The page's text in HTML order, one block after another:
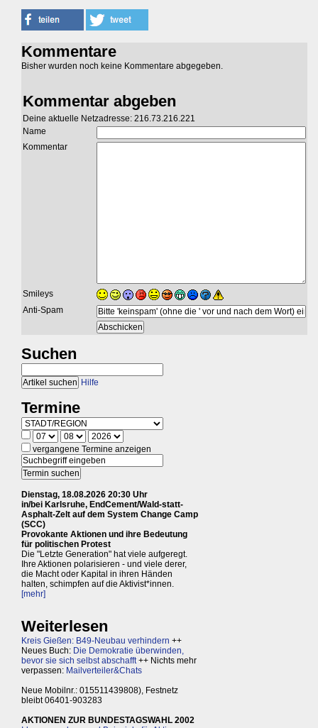
Kommentare
Bisher wurden noch keine Kommentare abgegeben.
Kommentar abgeben
Deine aktuelle Netzadresse: 216.73.216.221
Name
Kommentar
Smileys
Anti-Spam
Suchen
Hilfe
Termine
vergangene Termine anzeigen
Dienstag, 18.08.2026 20:30 Uhr
in/bei Karlsruhe, EndCement/Wald-statt-
Asphalt-Zelt auf dem System Change Camp
(SCC)
Provokante Aktionen und ihre Bedeutung
für politischen Protest
Die "Letzte Generation" hat viele aufgeregt.
Ihre Aktionen polarisieren - und viele derer,
die Macht oder Kapital in ihren Händen
halten, schimpfen auf die Aktivist*innen.
[mehr]
Weiterlesen
Kreis Gießen: B49-Neubau verhindern ++
Neues Buch: Die Demokratie überwinden,
bevor sie sich selbst abschafft++ Nichts mehr
verpassen: Mailverteiler&Chats
Neue Mobilnr.: 015511439808), Festnetz
bleibt 06401-903283
AKTIONEN ZUR BUNDESTAGSWAHL 2002